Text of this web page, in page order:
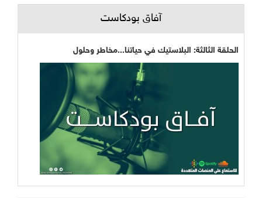
آفاق بودكاست
الحلقة الثالثة: البلاستيك في حياتنا...مخاطر وحلول